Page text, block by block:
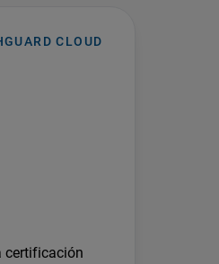
CLOUD
certificación